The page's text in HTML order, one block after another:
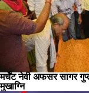
मर्चेंट नेवी अफसर सागर
मुखाग्नि